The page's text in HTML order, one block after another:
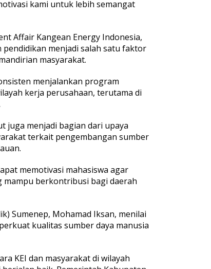
kami untuk lebih semangat
Affair Kangean Energy Indonesia,
menjadi salah satu faktor
masyarakat.
menjalankan program
kerja perusahaan, terutama di
juga menjadi bagian dari upaya
terkait pengembangan sumber
memotivasi mahasiswa agar
mampu berkontribusi bagi daerah
Sumenep, Mohamad Iksan, menilai
kualitas sumber daya manusia
KEI dan masyarakat di wilayah